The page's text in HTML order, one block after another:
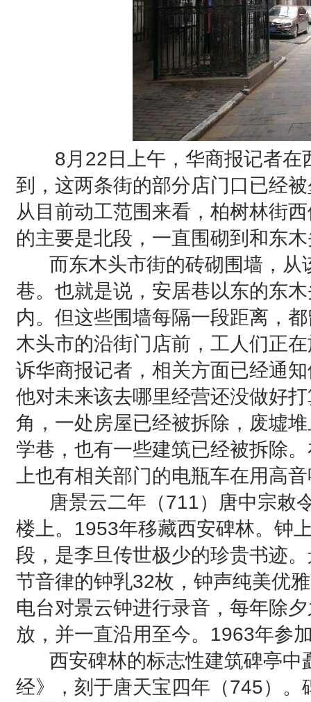
8月22日上午，华商报记者在
到，这两条街的部分店门口已经
从目前动工范围来看，柏树林街
的主要是北段，一直围砌到和东
而东木头市街的砖砌围墙，从
巷。也就是说，安居巷以东的东
内。但这些围墙每隔一段距离，
木头市的沿街门店前，工人们正
诉华商报记者，相关方面已经通
他对未来该去哪里经营还没做好
角，一处房屋已经被拆除，废墟
学巷，也有一些建筑已经被拆除
上也有相关部门的电瓶车在用高
唐景云二年（711）唐中宗敕
楼上。1953年移藏西安碑林。钟
段，是李旦传世极少的珍贵书迹
节音律的钟乳32枚，钟声纯美优
电台对景云钟进行录音，每年除
放，并一直沿用至今。1963年参
西安碑林的标志性建筑碑亭中
经》，刻于唐天宝四年（745）